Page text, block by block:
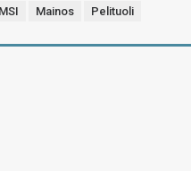
MSI Mainos Pelituoli